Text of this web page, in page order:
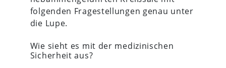
folgenden Fragestellungen genau unter
die Lupe.
Wie sieht es mit der medizinischen
Sicherheit aus?